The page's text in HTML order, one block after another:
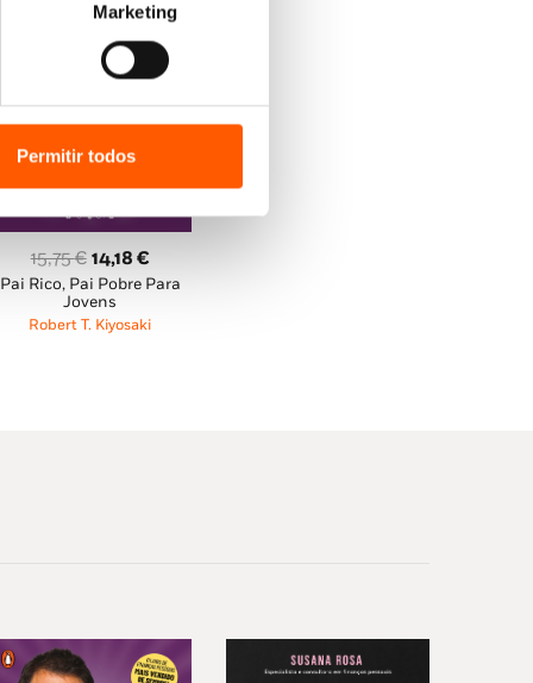
Marketing
Permitir todos
15,75€ O
preço
original
14,18 €O
preço
atual
Pai Rico, Pai Pobre Para
Jovens
Robert T. Kiyosaki